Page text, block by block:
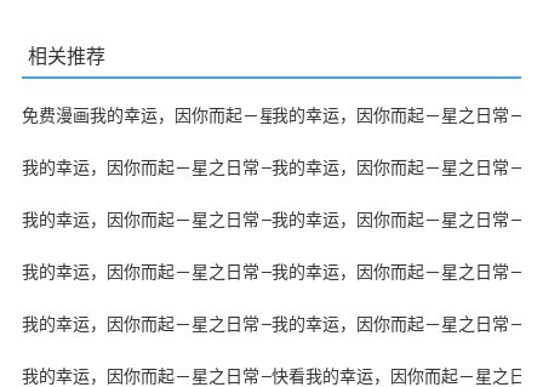
相关推荐
免费漫画我的幸运，因你而起－星之日常－我的幸运，因你而起－星之日常－
我的幸运，因你而起－星之日常－漫漫漫画免费版在线阅读
我的幸运，因你而起－星之日常－
我的幸运，因你而起－星之日常－51漫画我的幸运，因你而起－星之日常－
我的幸运，因你而起－星之日常－拷贝漫画我的幸运，因你而起－星之日常－
我的幸运，因你而起－星之日常－下拉漫画我的幸运，因你而起－星之日常－
我的幸运，因你而起－星之日常－的小说快看我的幸运，因你而起－星之日